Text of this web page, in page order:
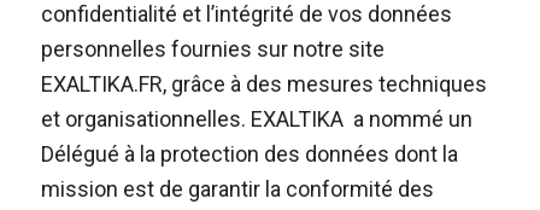
confidentialité et l’intégrité de vos données
personnelles fournies sur notre site
EXALTIKA.FR, grâce à des mesures techniques
et organisationnelles. EXALTIKA a nommé un
Délégué à la protection des données dont la
mission est de garantir la conformité des